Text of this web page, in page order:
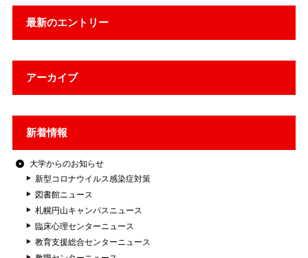
最新のエントリー
アーカイブ
新着情報
大学からのお知らせ
新型コロナウイルス感染症対策
図書館ニュース
札幌円山キャンパスニュース
臨床心理センターニュース
教育支援総合センターニュース